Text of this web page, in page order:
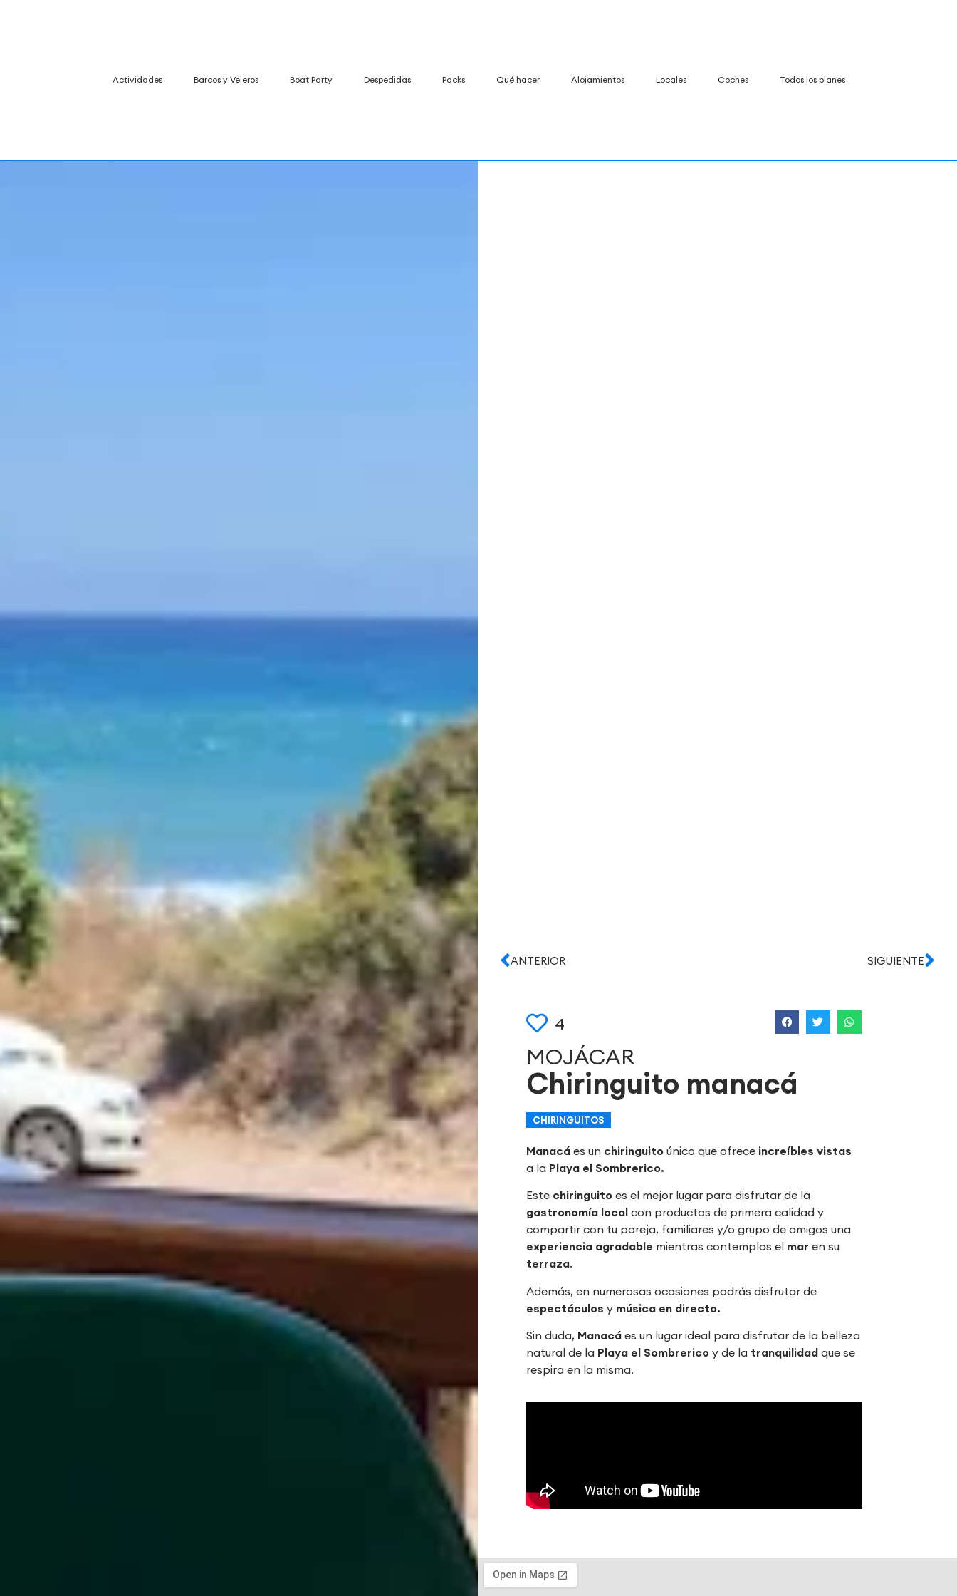
Actividades Barcos y Veleros Boat Party Despedidas Packs Qué hacer Alojamientos Locales Coches Todos los planes
ANTERIOR SIGUIENTE
4
MOJÁCAR
Chiringuito manacá
CHIRINGUITOS
Manacá es un chiringuito único que ofrece increíbles vistas
a la Playa el Sombrerico.
Este chiringuito es el mejor lugar para disfrutar de la
gastronomía local con productos de primera calidad y
compartir con tu pareja, familiares y/o grupo de amigos una
experiencia agradable mientras contemplas el mar en su
terraza.
Además, en numerosas ocasiones podrás disfrutar de
espectáculosy música en directo.
Sin duda, Manacá es un lugar ideal para disfrutar de la belleza
natural de la Playa el Sombrerico y de la tranquilidad que se
respira en la misma.